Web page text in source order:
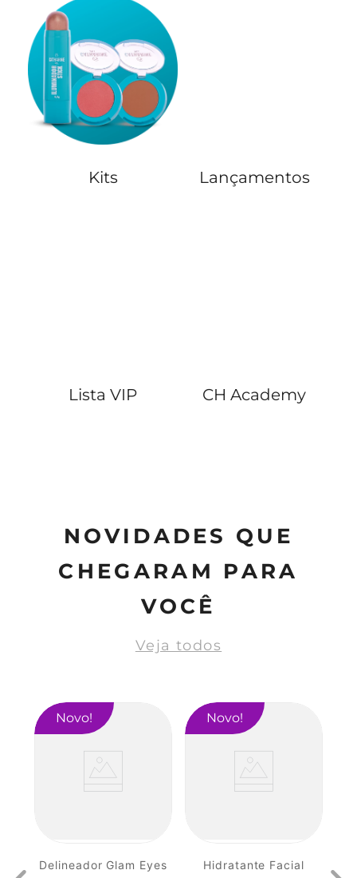
Kits Lançamentos
Lista VIP CH Academy
NOVIDADES QUE
CHEGARAM PARA
VOCÊ
Veja todos
Novo
Delineador Glam Eyes
Novo
Hidratante Facial